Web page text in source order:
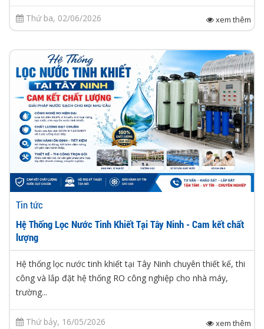
Thứ ba, 02/06/2026 xem thêm
Tin tức
Hệ Thống Lọc Nước Tinh Khiết Tại Tây Ninh - Cam kết chất
lượng
Hệ thống lọc nước tinh khiết tại Tây Ninh chuyên thiết kế, thi
công và lắp đặt hệ thống RO công nghiệp cho nhà máy,
trường...
Thứ bảy, 16/05/2026 xem thêm